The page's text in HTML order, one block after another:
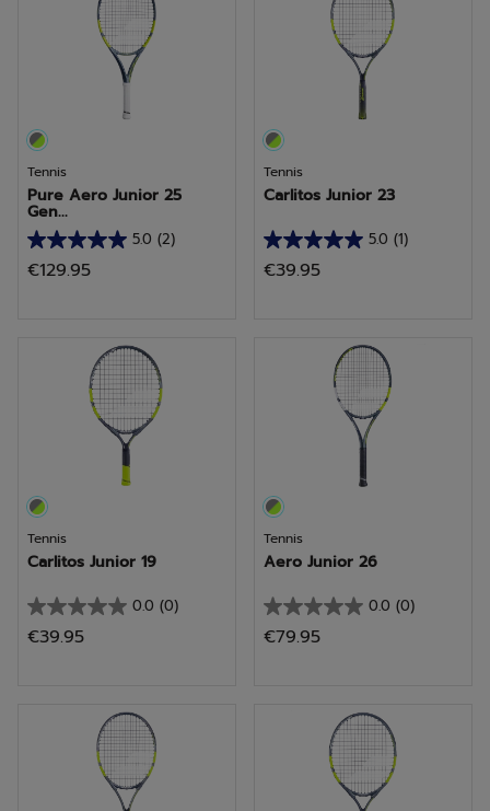
beoordelingen
Tennis
Pure Aero Junior 25
Gen...
5.0 (2)
5.0
van
beoordelingen
€129.95
Tennis
Carlitos Junior 23
5.0 (1)
5.0
van
beoordeling
€39.95
Tennis
Carlitos Junior 19
0.0 (0)
0.0
van
€39.95
Tennis
Aero Junior 26
0.0 (0)
0.0
van
€79.95